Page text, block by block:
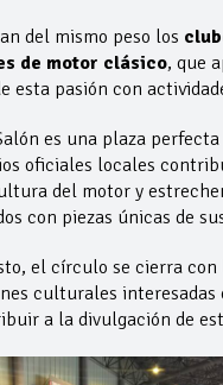
del mismo peso los
de motor clásico, que
esta pasión con
es una plaza
oficiales locales
del motor y
con piezas únicas de
el círculo se cierra
culturales interesadas
a la divulgación de